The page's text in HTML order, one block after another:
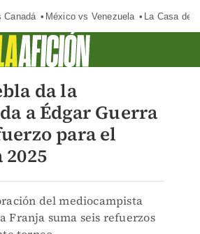
Canadá México vs Venezuela La Casa de
da la
a Édgar Guerra
para el
del mediocampista
Franja suma seis refuerzos